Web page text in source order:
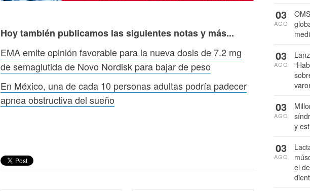
Hoy también publicamos las siguientes notas y más...
EMA emite opinión favorable para la nueva dosis de 7.2 mg
de semaglutida de Novo Nordisk para bajar de peso
En México, una de cada 10 personas adultas podría padecer
apnea obstructiva del sueño
03
AGO
03
AGO
y
03
AGO
el
03
AGO